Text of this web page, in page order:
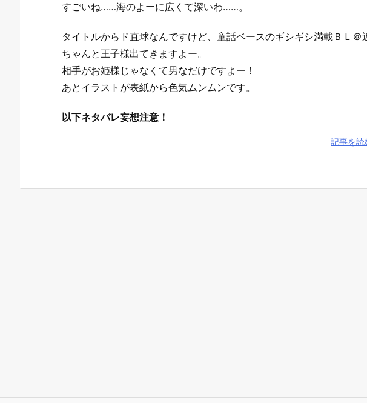
すごいね……海のよーに広くて深いわ……。
タイトルからド直球なんですけど、童話ベースのギシギシ満載ＢＬ＠
ちゃんと王子様出てきますよー。
相手がお姫様じゃなくて男なだけですよー！
あとイラストが表紙から色気ムンムンです。
以下ネタバレ妄想注意！
記事を読